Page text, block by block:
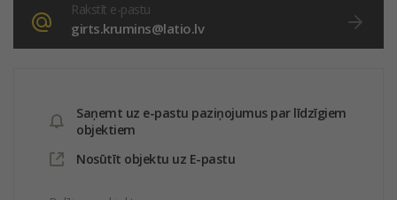
Rakstīt e-pastu
girts.krumins@latio.lv
Saņemt uz e-pastu paziņojumus par līdzīgiem
objektiem
Nosūtīt objektu uz E-pastu